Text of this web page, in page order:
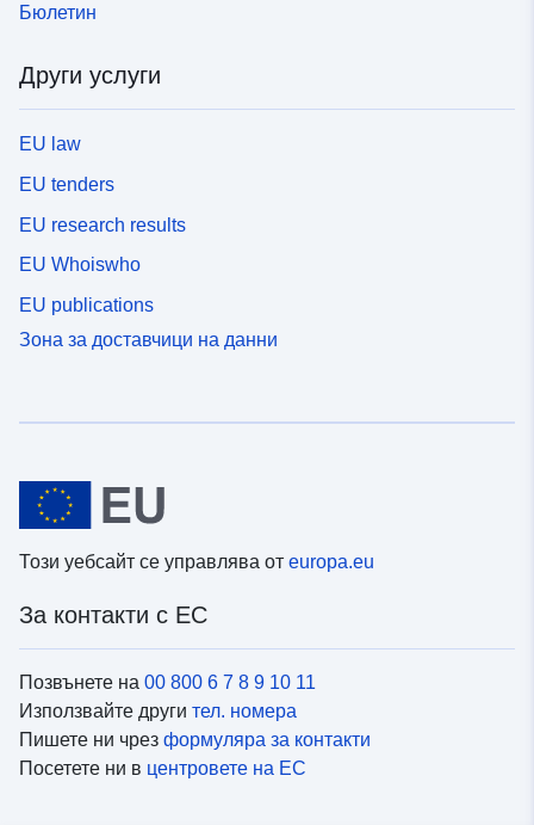
Бюлетин
Други услуги
EU law
EU tenders
EU research results
EU Whoiswho
EU publications
Зона за доставчици на данни
Този уебсайт се управлява от europa.eu
За контакти с ЕС
Позвънете на 00 800 6 7 8 9 10 11
Използвайте други тел. номера
Пишете ни чрез формуляра за контакти
Посетете ни в центровете на ЕС